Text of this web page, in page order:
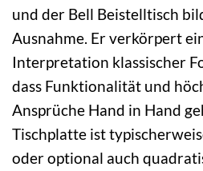
und der Bell Beistelltisch
Ausnahme. Er verkörpert
Interpretation klassischer
dass Funktionalität und
Ansprüche Hand in Hand
Tischplatte ist
oder optional auch